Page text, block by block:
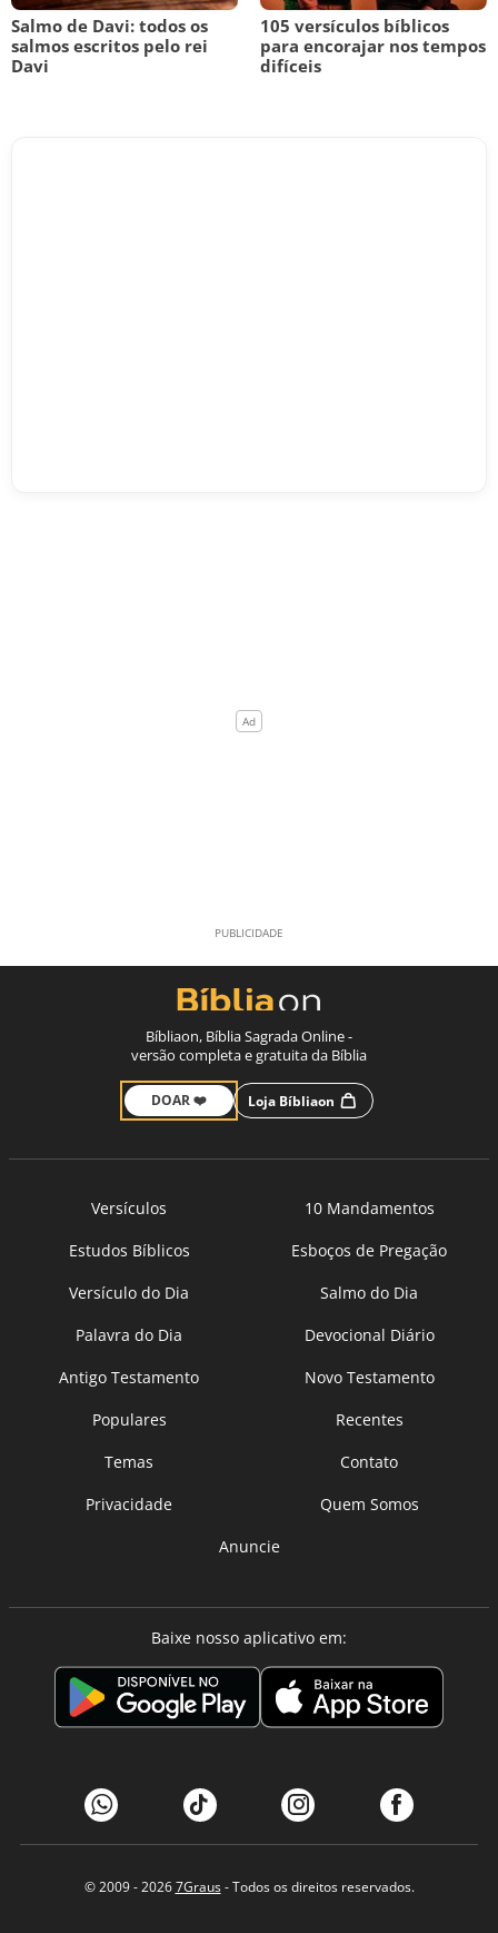
Salmo de Davi: todos os
salmos escritos pelo rei
Davi
105 versículos bíblicos
para encorajar nos tempos
difíceis
Bíbliaon, Bíblia Sagrada Online -
versão completa e gratuita da Bíblia
DOAR ❤️ Loja Bíbliaon
Versículos
10 Mandamentos
Estudos Bíblicos
Esboços de Pregação
Versículo do Dia
Salmo do Dia
Palavra do Dia
Devocional Diário
Antigo Testamento
Novo Testamento
Populares
Recentes
Temas
Contato
Privacidade
Quem Somos
Anuncie
Baixe nosso aplicativo em:
© 2009 - 20267Graus- Todos os direitos reservados.